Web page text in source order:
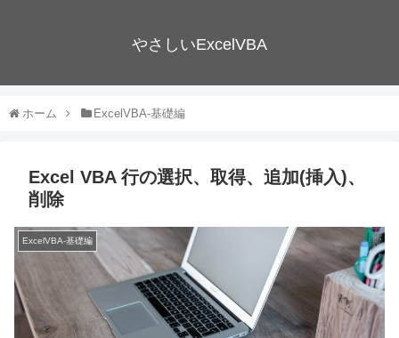
やさしいExcelVBA
ホーム ExcelVBA-基礎編
Excel VBA 行の選択、取得、追加(挿入)、
削除
ExcelVBA-基礎編